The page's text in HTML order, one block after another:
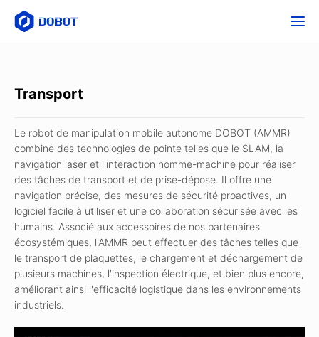
Transport
Le robot de manipulation mobile autonome DOBOT (AMMR)
combine des technologies de pointe telles que le SLAM, la
navigation laser et l'interaction homme-machine pour réaliser
des tâches de transport et de prise-dépose. Il offre une
navigation précise, des mesures de sécurité proactives, un
logiciel facile à utiliser et une collaboration sécurisée avec les
humains. Associé aux accessoires de nos partenaires
écosystémiques, l'AMMR peut effectuer des tâches telles que
le transport de plaquettes, le chargement et déchargement de
plusieurs machines, l'inspection électrique, et bien plus encore,
améliorant ainsi l'efficacité logistique dans les environnements
industriels.